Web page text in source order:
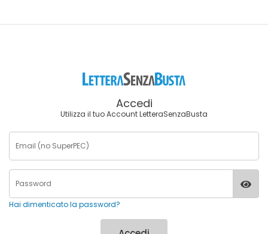
Accedi
Utilizza il tuo Account LetteraSenzaBusta
Hai dimenticato la password?